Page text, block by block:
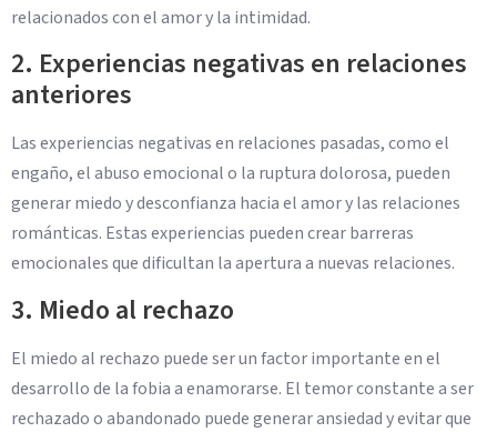
relacionados con el amor y la intimidad.
2. Experiencias negativas en relaciones
anteriores
Las experiencias negativas en relaciones pasadas, como el
engaño, el abuso emocional o la ruptura dolorosa, pueden
generar miedo y desconfianza hacia el amor y las relaciones
románticas. Estas experiencias pueden crear barreras
emocionales que dificultan la apertura a nuevas relaciones.
3. Miedo al rechazo
El miedo al rechazo puede ser un factor importante en el
desarrollo de la fobia a enamorarse. El temor constante a ser
rechazado o abandonado puede generar ansiedad y evitar que